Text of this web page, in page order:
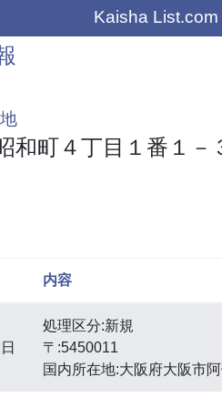
Kaisha List.com
和町４丁目１番１－
内容
処理区分:新規
〒:5450011
国内所在地:大阪府大阪市